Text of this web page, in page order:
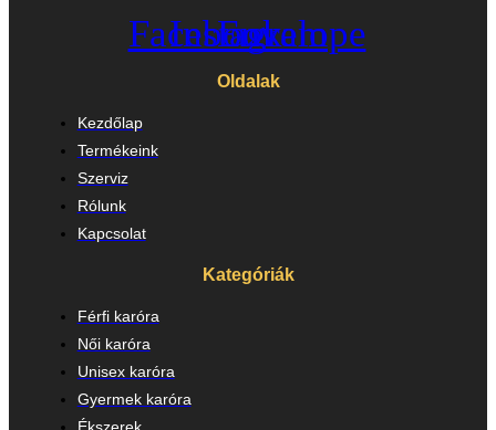
Facebook
Instagram
Envelope
Oldalak
Kezdőlap
Termékeink
Szerviz
Rólunk
Kapcsolat
Kategóriák
Férfi karóra
Női karóra
Unisex karóra
Gyermek karóra